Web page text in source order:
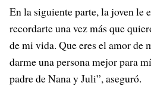
En la siguiente parte, la joven le
recordarte una vez más que
de mi vida. Que eres el amor de
darme una persona mejor para
padre de Nana y Juli”, aseguró.